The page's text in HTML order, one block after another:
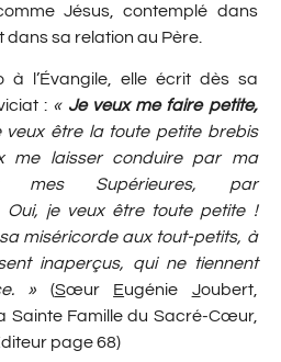
Jésus, contemplé dans
dans sa relation au Père.
à l’Évangile, elle écrit dès sa
: « Je veux me faire petite,
être la toute petite brebis
me laisser conduire par ma
mes Supérieures, par
Oui, je veux être toute petite !
miséricorde aux tout-petits, à
inaperçus, qui ne tiennent
» (Sœur Eugénie Joubert,
Sainte Famille du Sacré-Cœur,
page 68)